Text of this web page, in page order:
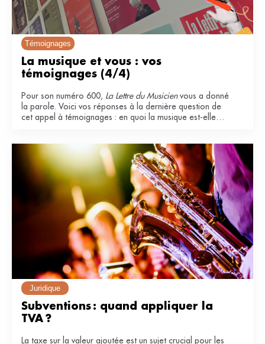
Témoignages
La musique et vous : vos
témoignages (4/4)
Pour son numéro 600, La Lettre du Musicienvous a donné
la parole. Voici vos réponses à la dernière question de
cet appel à témoignages : en quoi la musique est-elle
Juridique
Subventions : quand appliquer la
TVA ?
La taxe sur la valeur ajoutée est un sujet crucial pour les